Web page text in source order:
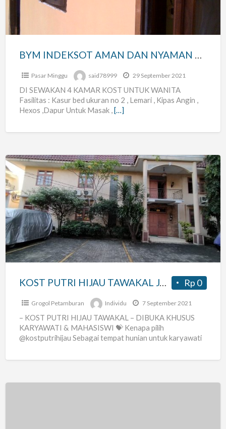
NYAMAN
KHUSUS
PUTRI
KAMAR
BYM INDEKSOT AMAN DAN NYAMAN KHUSUS PUTRI TERSEDIA 4 KAMAR
Pasar Minggu said78999 29 September 2021
DI SEWAKAN 4 KAMAR KOST UNTUK WANITA
Fasilitas : Kasur bed ukuran no 2 , Lemari , Kipas Angin ,
Hexos ,Dapur Untuk Masak ,[…]
KOST
PUTRI
HIJAU
TAWAKAL
JAKARTA
BARAT
Rp 0
KOST PUTRI HIJAU TAWAKAL JAKARTA BARAT
Grogol Petamburan Individu 7 September 2021
– KOST PUTRI HIJAU TAWAKAL – DIBUKA KHUSUS
KARYAWATI & MAHASISWI 💝 Kenapa pilih
@kostputrihijau Sebagai tempat hunian untuk karyawati